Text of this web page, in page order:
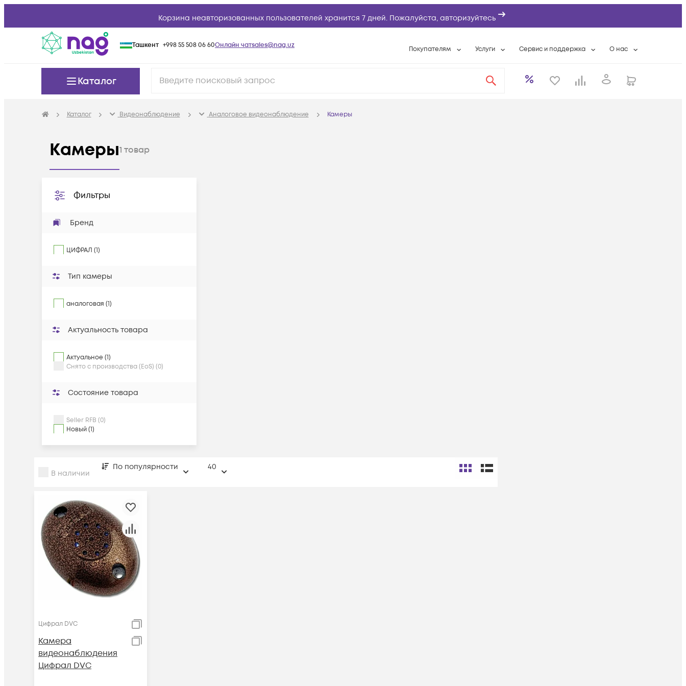
Корзина неавторизованных пользователей хранится 7 дней. Пожалуйста, авторизуйтесь
Ташкент +998 55 508 06 60Онлайн чатsales@nag.uz Покупателям Услуги
Расширенная гарантия
Сервис и поддержка
Разовые выездные работы
О нас
Контактная
Каталог
Каталог Видеонаблюдение Аналоговое видеонаблюдение Камеры
Камеры1 товар
Фильтры
Бренд
ЦИФРАЛ (1)
Тип камеры
аналоговая (1)
Актуальность товара
Актуальное (1)
Снято с производства (EoS) (0)
Состояние товара
Seller RFB (0)
Новый (1)
В наличии
По популярности 40
Цифрал DVC
Камера
видеонаблюдения
Цифрал DVC